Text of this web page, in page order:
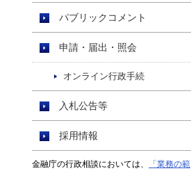
パブリックコメント
申請・届出・照会
オンライン行政手続
入札公告等
採用情報
金融庁の行政相談においては、
「業務の範